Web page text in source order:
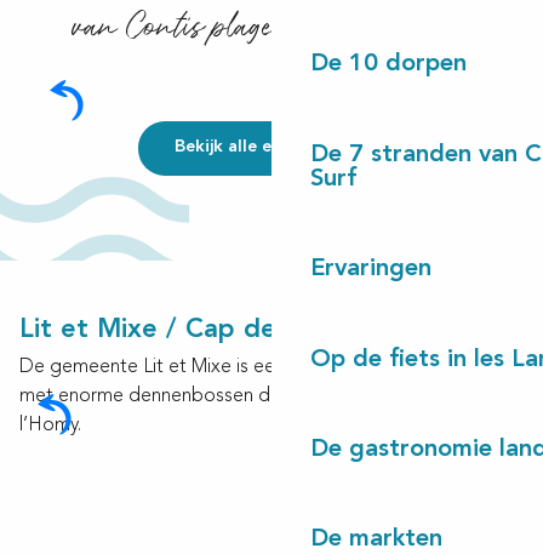
De 10 dorpen
De 7 stranden van
Surf
Ervaringen
Op de fiets in les
De gastronomie
De markten
van Contis plage tot Lac de Léon
Bekijk alle ervaringen
Lit et Mixe / Cap de l’Homy
De gemeente Lit et Mixe is een en la Landaise authenticiteit
met enorme dennenbossen die zich uitstrekken tot Cap de
l’Homy.